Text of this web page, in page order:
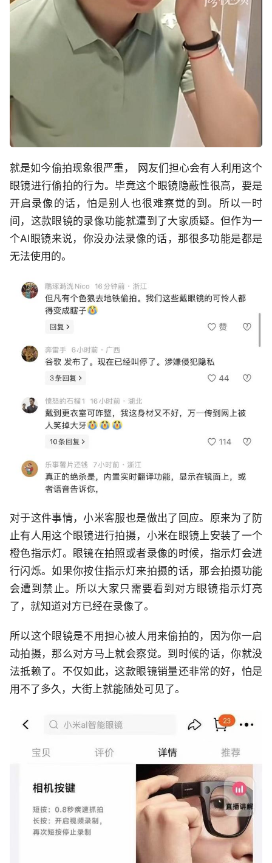
就是如今偷拍现象很严重， 网友们担心会有人利用这个
眼镜进行偷拍的行为。毕竟这个眼镜隐蔽性很高，要是
开启录像的话，怕是别人也很难察觉的到。所以一时
间，这款眼镜的录像功能就遭到了大家质疑。但作为一
个AI眼镜来说，你没办法录像的话，那很多功能是都是
无法使用的。
对于这件事情，小米客服也是做出了回应。原来为了防
止有人用这个眼镜进行拍摄，小米在眼镜上安装了一个
橙色指示灯。眼镜在拍照或者录像的时候，指示灯会进
行闪烁。如果你按住指示灯来拍摄的话，那会拍摄功能
会遭到禁止。所以大家只需要看到对方眼镜指示灯亮
了，就知道对方已经在录像了。
所以这个眼镜是不用担心被人用来偷拍的，因为你一启
动拍摄，那么对方马上就会察觉。到时候的话，你就没
法抵赖了。不仅如此，这款眼镜销量还非常的好，怕是
用不了多久，大街上就能随处可见了。